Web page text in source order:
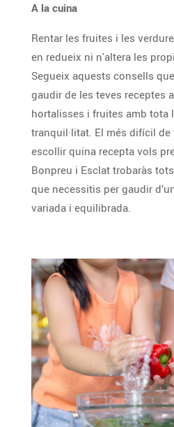
A la cuina
Rentar les fruites i les
en redueix ni n'altera les
Segueix aquests consells
gaudir de les teves receptes
hortalisses i fruites amb tota
tranquil·litat. El més difícil de
escollir quina recepta vols
Bonpreu i Esclat trobaràs
que necessitis per gaudir
variada i equilibrada.